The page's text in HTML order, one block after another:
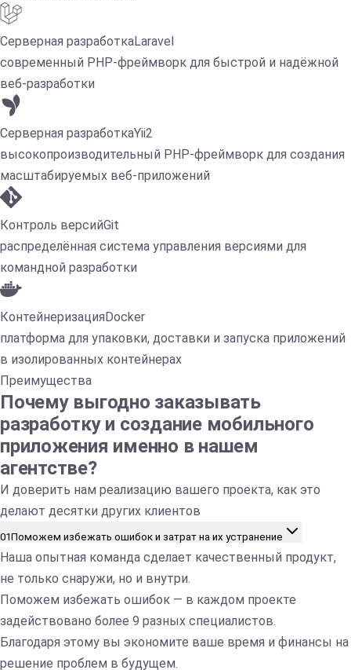
Серверная разработкаLaravel
современный PHP-фреймворк для быстрой и надёжной
веб-разработки
Серверная разработкаYii2
высокопроизводительный PHP-фреймворк для создания
масштабируемых веб-приложений
Контроль версийGit
распределённая система управления версиями для
командной разработки
КонтейнеризацияDocker
платформа для упаковки, доставки и запуска приложений
в изолированных контейнерах
Преимущества
Почему выгодно заказывать
разработку и создание мобильного
приложения именно в нашем
агентстве?
И доверить нам реализацию вашего проекта, как это
делают десятки других клиентов
01Поможем избежать ошибок и затрат на их устранение
Наша опытная команда сделает качественный продукт,
не только снаружи, но и внутри.
Поможем избежать ошибок — в каждом проекте
задействовано более 9 разных специалистов.
Благодаря этому вы экономите ваше время и финансы на
решение проблем в будущем.